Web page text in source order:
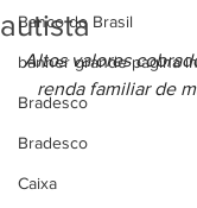
Banco do Brasil
banner grande pagina
Bradesco
Bradesco
Caixa
autista
Altos valores
renda familiar de